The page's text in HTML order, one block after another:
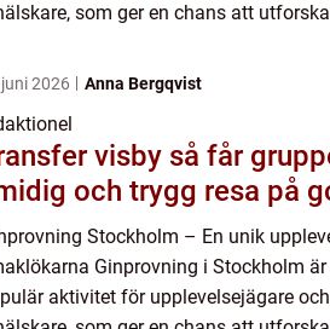
som ger en chans att
Att delta i en g...
2026 Anna Bergqvist
visby så får grupper en
och trygg resa på
Stockholm – En unik
Ginprovning i Stockholm är
aktivitet för upplevelsejägare och